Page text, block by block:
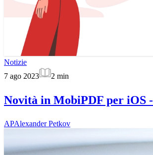
Notizie
7 ago 2023
2 min
Novità in MobiPDF per
APAlexander Petkov